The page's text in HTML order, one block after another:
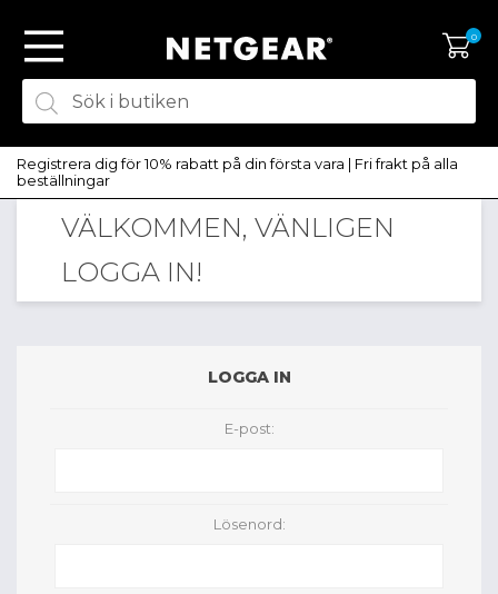
0
Registrera dig för 10% rabatt på din första vara | Fri frakt på alla
beställningar
VÄLKOMMEN, VÄNLIGEN
LOGGA IN!
LOGGA IN
E-post:
Lösenord: